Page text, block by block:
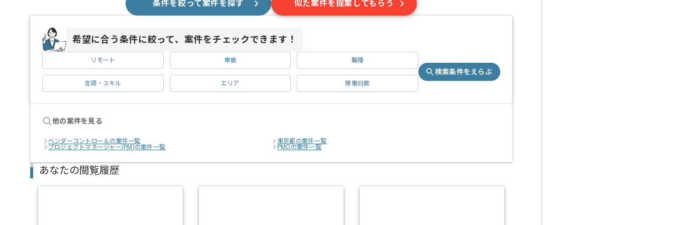
条件を絞って案件を探す 似た案件を提案してもらう
希望に合う条件に絞って、案件をチェックできます！
リモート 単価 職種
言語・スキル エリア 稼働日数
検索条件をえらぶ
他の案件を見る
ベンダーコントロールの案件一覧
東京都の案件一覧
プロジェクトマネージャー(PM)の案件一覧
PMOの案件一覧
あなたの閲覧履歴